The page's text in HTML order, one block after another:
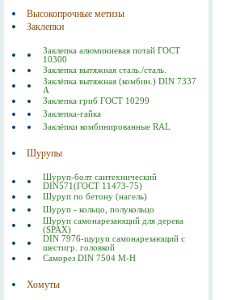
Высокопрочные метизы
Заклепки
Заклепка алюминиевая потай ГОСТ
10300
Заклепка вытяжная сталь./сталь.
Заклёпка вытяжная (комбин.) DIN 7337
А
Заклепка гриб ГОСТ 10299
Заклепка-гайка
Заклёпки комбинированные RAL
Шурупы
Шуруп-болт сантехнический
DIN571(ГОСТ 11473-75)
Шуруп по бетону (нагель)
Шуруп - кольцо, полукольцо
Шуруп самонарезающий для дерева
(SPAX)
DIN 7976-шуруп самонарезающий с
шестигр. головкой
Саморез DIN 7504 M-H
Хомуты